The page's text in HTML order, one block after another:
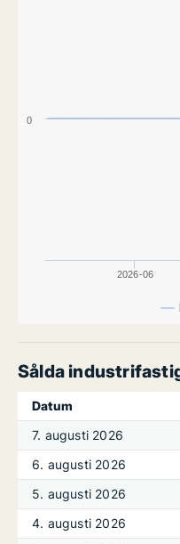
2026-06
0
Sålda
Datum
7. augusti 2026
6. augusti 2026
5. augusti 2026
4. augusti 2026